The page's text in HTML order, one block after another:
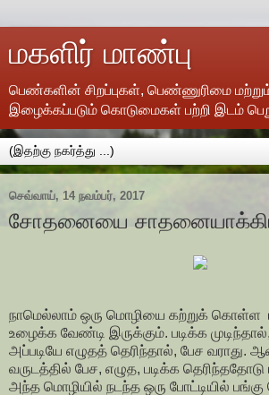
மகளிர் மாண்பு
பெண்களின் சிறப்புகள், பெண்ணுரிமை
இழைக்கப்படும் கொடுமைகள் பற்றி இடம்
செவ்வாய், 14 நவம்பர், 2017
சோதனையை
நாமெல்லாம் ஒரு மொழியை கற்றுக்
உழைக்க வேண்டி இருக்கும். படிக்க
அப்படியே எழுதத் தெரிந்தால், பேச வராது.
வருடத்தில் பேச, எழுத, படிக்க
அந்த மொழியில் நடந்த ஒரு போட்டியில்